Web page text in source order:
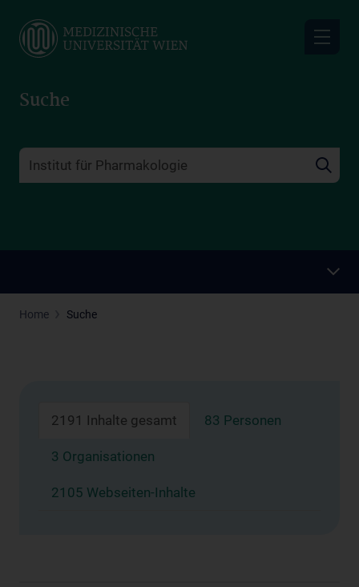
main
Suche
Home Suche
2191 Inhalte gesamt 83 Personen
3 Organisationen
2105 Webseiten-Inhalte